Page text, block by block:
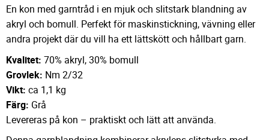
En kon med garntråd i en mjuk och slitstark blandning av
akryl och bomull. Perfekt för maskinstickning, vävning eller
andra projekt där du vill ha ett lättskött och hållbart garn.
Kvalitet: 70% akryl, 30% bomull
Grovlek: Nm 2/32
Vikt: ca 1,1 kg
Färg: Grå
Levereras på kon – praktiskt och lätt att använda.